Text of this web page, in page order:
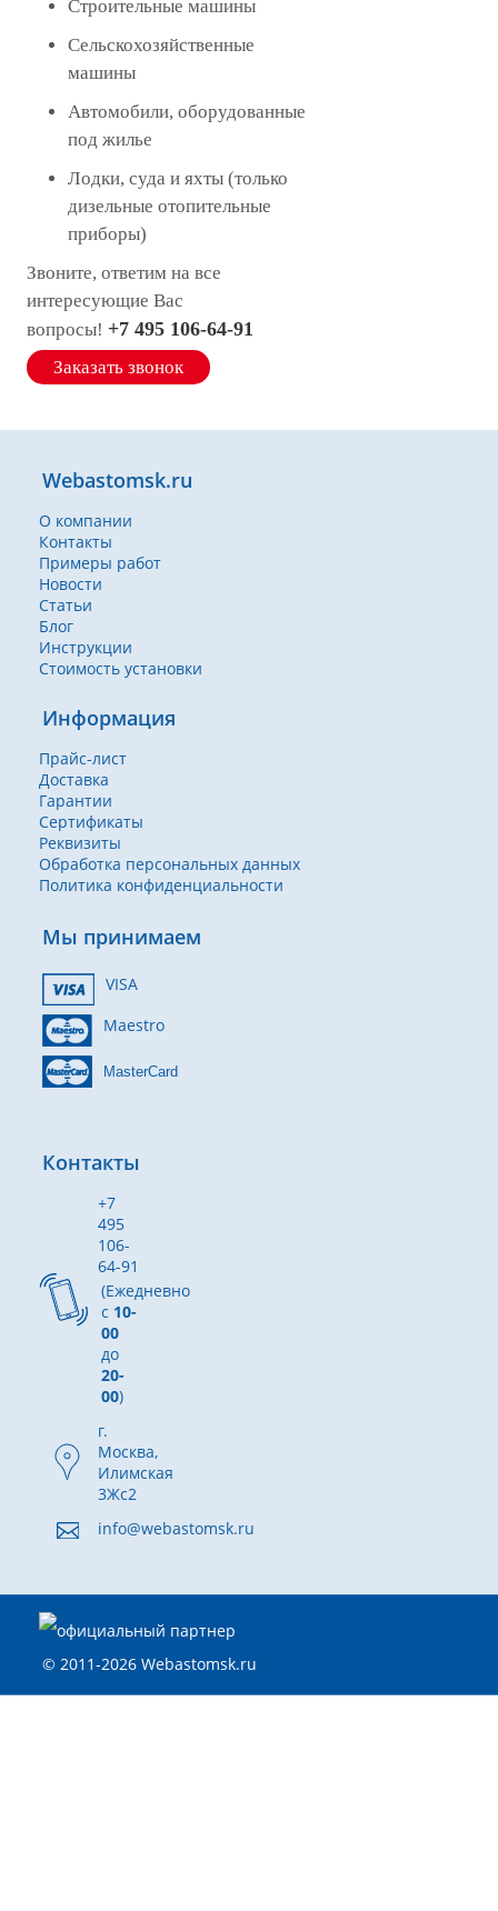
Строительные машины
Сельскохозяйственные
машины
Автомобили, оборудованные
под жилье
Лодки, суда и яхты (только
дизельные отопительные
приборы)
Звоните, ответим на все
интересующие Вас
вопросы! +7 495 106-64-91
Заказать звонок
Webastomsk.ru
О компании
Контакты
Примеры работ
Новости
Статьи
Блог
Инструкции
Стоимость установки
Информация
Прайс-лист
Доставка
Гарантии
Сертификаты
Реквизиты
Обработка персональных данных
Политика конфиденциальности
Мы принимаем
VISA
Maestro
MasterCard
Контакты
+7
495
106-
64-91
(Ежедневно
с 10-
00
до
20-
00)
г.
Москва,
Илимская
3Жс2
info@webastomsk.ru
© 2011-2026 Webastomsk.ru